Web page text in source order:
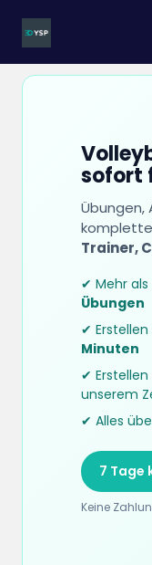
sofort
Übungen,
Trainer,
✔ Mehr als
Übungen
✔
Minuten
✔
unserem
✔ Alles
7 Tage
Keine